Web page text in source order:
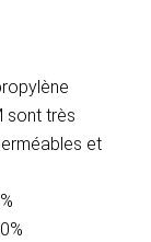
sont très
et